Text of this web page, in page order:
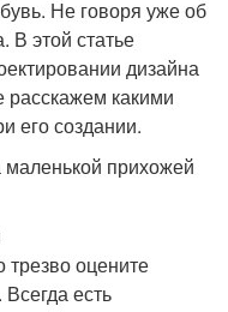
Не говоря уже об
В этой статье
дизайна
расскажем какими
его создании.
прихожей
оцените
есть